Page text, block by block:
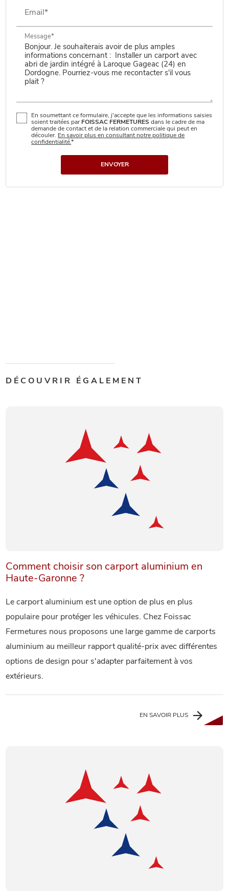
Email*
Message*
En soumettant ce formulaire, j'accepte que les informations saisies
soient traitées par FOISSAC FERMETURES dans le cadre de ma
demande de contact et de la relation commerciale qui peut en
découler. En savoir plus en consultant notre politique de
confidentialité.*
DÉCOUVRIR ÉGALEMENT
Comment choisir son carport aluminium en
Haute-Garonne ?
Le carport aluminium est une option de plus en plus
populaire pour protéger les véhicules. Chez Foissac
Fermetures nous proposons une large gamme de carports
aluminium au meilleur rapport qualité-prix avec différentes
options de design pour s'adapter parfaitement à vos
extérieurs.
EN SAVOIR PLUS